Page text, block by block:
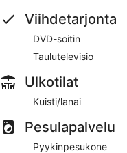
Viihdetarjonta
DVD-soitin
Taulutelevisio
Ulkotilat
Kuisti/lanai
Pesulapalvelu
Pyykinpesukone